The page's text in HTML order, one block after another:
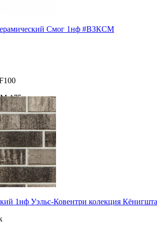
Смог 1нф #ВЗКСМ
М-175
1нф Уэльс-Ковентри колекция